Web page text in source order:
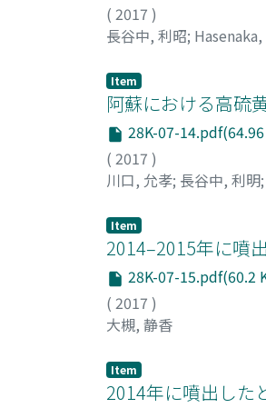
( 2017 )
長谷中, 利昭;
Item
阿蘇における高硫
28K-07-
( 2017 )
川口, 允孝; 長谷中, 利明;
Item
2014–2015年に噴
28K-07-15.pdf(60.2
( 2017 )
大槻, 静香
Item
2014年に噴出した